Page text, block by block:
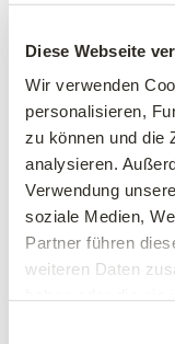
Diese Webseite
Wir verwenden
personalisieren,
zu können und die
analysieren.
Verwendung
soziale Medien,
Partner führen
weiteren Daten
BIOCANNA
Flores